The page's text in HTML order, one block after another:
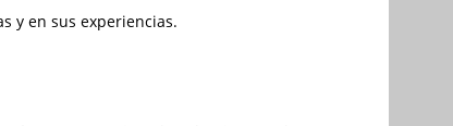
y en sus experiencias.